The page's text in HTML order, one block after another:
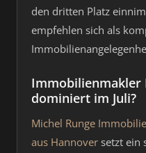
den dritten Platz
empfehlen sich als
Immobilienmakler
dominiert im Juli?
Michel Runge
aus Hannover setzt ein